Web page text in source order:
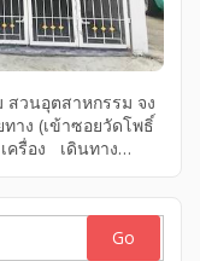
สวนอุตสาหกรรม จง
าง (เข้าซอยวัดโพธิ์
ครื่อง เดินทาง
วน์เฮ้าส์, […]